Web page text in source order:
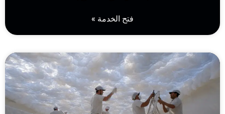
فتح الخدمة »